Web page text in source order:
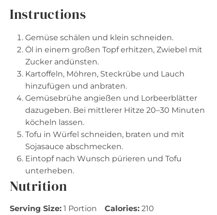
Instructions
Gemüse schälen und klein schneiden.
Öl in einem großen Topf erhitzen, Zwiebel mit
Zucker andünsten.
Kartoffeln, Möhren, Steckrübe und Lauch
hinzufügen und anbraten.
Gemüsebrühe angießen und Lorbeerblätter
dazugeben. Bei mittlerer Hitze 20–30 Minuten
köcheln lassen.
Tofu in Würfel schneiden, braten und mit
Sojasauce abschmecken.
Eintopf nach Wunsch pürieren und Tofu
unterheben.
Nutrition
Serving Size: 1 Portion Calories: 210